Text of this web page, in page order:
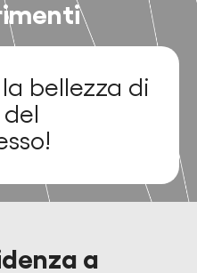
bellezza di
a